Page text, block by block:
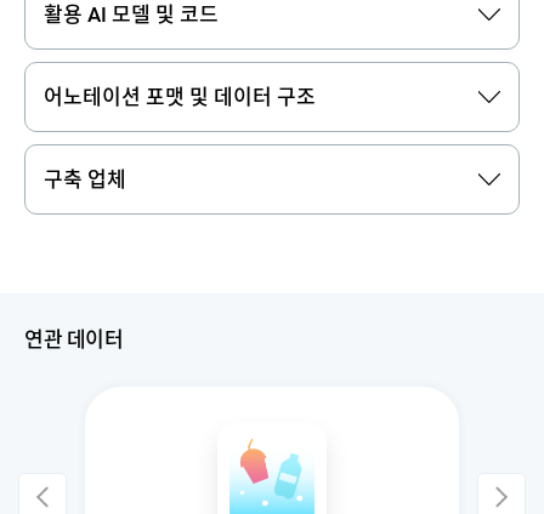
활용 AI 모델 및 코드
어노테이션 포맷 및 데이터 구조
구축 업체
연관 데이터